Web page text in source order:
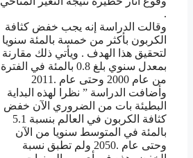
.
ﻭﻗﺎﻟﺖ ﺍﻟﺪﺭﺍﺳﺔ ﺇﻧﻪ ﻳﺠﺐ ﺧﻔﺾ ﻛﺜﺎﻓﺔ
ﺍﻟﻜﺮﺑﻮﻥ ﺑﺄﻛﺜﺮ ﻣﻦ ﺧﻤﺴﺔ ﺑﺎﻟﻤﺌﺔ ﺳﻨﻮﻳﺎ
ﻟﺘﺤﻘﻴﻖ ﻫﺬﺍ ﺍﻟﻬﺪﻑ . ﻭﻳﺄﺗﻲ ﺫﻟﻚ ﻣﻘﺎﺭﻧﺔ
ﺑﻤﻌﺪﻝ ﺳﻨﻮﻱ ﺑﻠﻎ 0.8 ﺑﺎﻟﻤﺌﺔ ﻓﻲ ﺍﻟﻔﺘﺮﺓ
ﻣﻦ ﻋﺎﻡ 2000 ﻭﺣﺘﻰ ﻋﺎﻡ .2011
ﻭﺃﺿﺎﻓﺖ ﺍﻟﺪﺭﺍﺳﺔ ” ﻧﻈﺮﺍ ﻟﻬﺬﻩ ﺍﻟﺒﺪﺍﻳﺔ
ﺍﻟﺒﻄﻴﺌﺔ ﺑﺎﺕ ﻣﻦ ﺍﻟﻀﺮﻭﺭﻱ ﺍﻵﻥ ﺧﻔﺾ
ﻛﺜﺎﻓﺔ ﺍﻟﻜﺮﺑﻮﻥ ﻓﻲ ﺍﻟﻌﺎﻟﻢ ﺑﻨﺴﺒﺔ 5.1
ﺑﺎﻟﻤﺌﺔ ﻓﻲ ﺍﻟﻤﺘﻮﺳﻂ ﺳﻨﻮﻳﺎ ﻣﻦ ﺍﻵﻥ
ﻭﺣﺘﻰ ﻋﺎﻡ .2050 ﻭﻟﻢ ﺗﻄﺒﻖ ﻧﺴﺒﺔ